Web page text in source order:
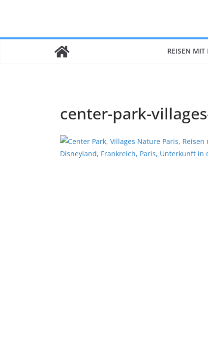
REISEN MIT
center-park-